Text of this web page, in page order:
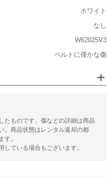
ホワイト
なし
W62025V3
ベルトに僅かな傷
ビジネス
たものです。傷などの詳細は商品
。商品状態はレンタル返却の都
す。
している場合もございます。